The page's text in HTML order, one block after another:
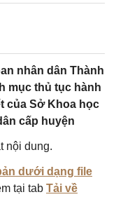
nhân dân Thành
mục thủ tục hành
của Sở Khoa học
cấp huyện
nội dung.
dưới dạng file
tại tab Tải về